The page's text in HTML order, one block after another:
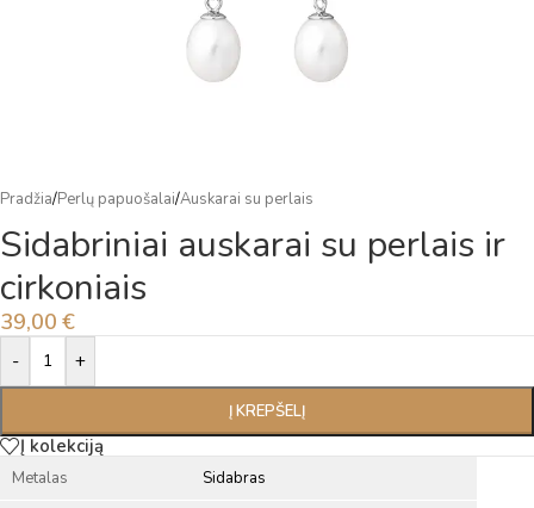
Pradžia/Perlų papuošalai/Auskarai su perlais
Sidabriniai auskarai su perlais ir
cirkoniais
39,00 €
- +
Į KREPŠELĮ
Alternative:
Į kolekciją
Metalas Sidabras